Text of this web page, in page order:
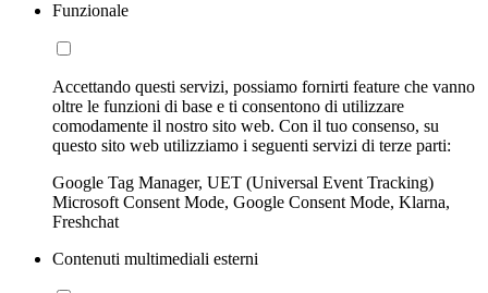
Funzionale
Accettando questi servizi, possiamo fornirti feature che vanno
oltre le funzioni di base e ti consentono di utilizzare
comodamente il nostro sito web. Con il tuo consenso, su
questo sito web utilizziamo i seguenti servizi di terze parti:
Google Tag Manager, UET (Universal Event Tracking)
Microsoft Consent Mode, Google Consent Mode, Klarna,
Freshchat
Contenuti multimediali esterni